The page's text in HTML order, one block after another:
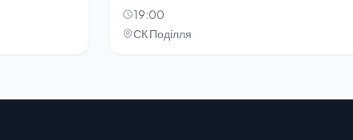
19:00
СК Поділля